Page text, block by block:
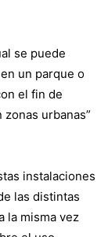
se puede
un parque o
el fin de
urbanas”
instalaciones
las distintas
la misma vez